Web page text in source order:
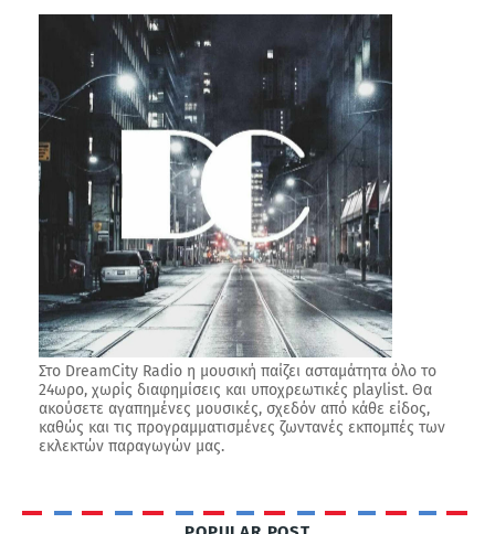
Στο DreamCity Radio η μουσική παίζει ασταμάτητα όλο το
24ωρο, χωρίς διαφημίσεις και υποχρεωτικές playlist. Θα
ακούσετε αγαπημένες μουσικές, σχεδόν από κάθε είδος,
καθώς και τις προγραμματισμένες ζωντανές εκπομπές των
εκλεκτών παραγωγών μας.